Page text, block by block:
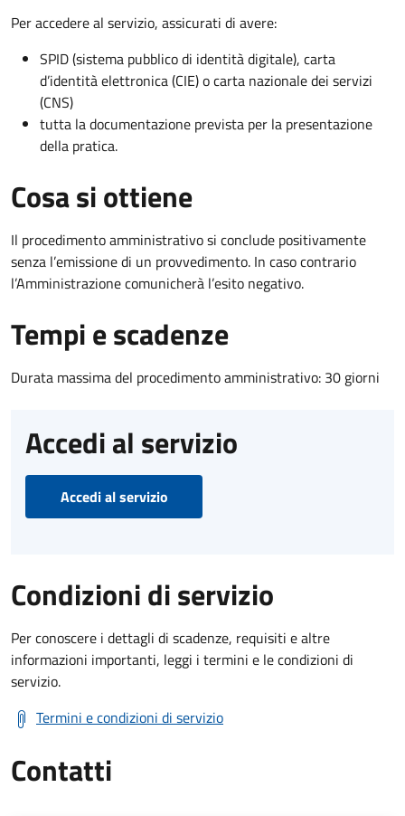
Per accedere al servizio, assicurati di avere:
SPID (sistema pubblico di identità digitale), carta
d’identità elettronica (CIE) o carta nazionale dei servizi
(CNS)
tutta la documentazione prevista per la presentazione
della pratica.
Cosa si ottiene
Il procedimento amministrativo si conclude positivamente
senza l’emissione di un provvedimento. In caso contrario
l’Amministrazione comunicherà l’esito negativo.
Tempi e scadenze
Durata massima del procedimento amministrativo: 30 giorni
Accedi al servizio
Accedi al servizio
Condizioni di servizio
Per conoscere i dettagli di scadenze, requisiti e altre
informazioni importanti, leggi i termini e le condizioni di
servizio.
Termini e condizioni di servizio
Contatti